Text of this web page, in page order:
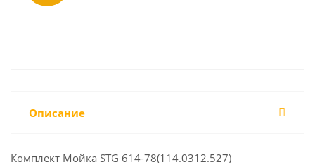
Описание
Комплект Мойка STG 614-78(114.0312.527)